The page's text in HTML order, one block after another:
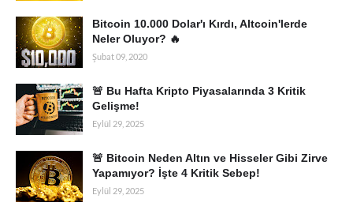
Bitcoin 10.000 Dolar'ı Kırdı, Altcoin'lerde
Neler Oluyor? 🔥
Şubat 09, 2020
🚨 Bu Hafta Kripto Piyasalarında 3 Kritik
Gelişme!
Eylül 29, 2025
🚨 Bitcoin Neden Altın ve Hisseler Gibi Zirve
Yapamıyor? İşte 4 Kritik Sebep!
Eylül 29, 2025